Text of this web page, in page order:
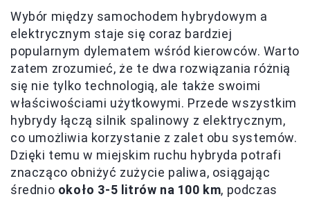
Wybór między samochodem hybrydowym a
elektrycznym staje się coraz bardziej
popularnym dylematem wśród kierowców. Warto
zatem zrozumieć, że te dwa rozwiązania różnią
się nie tylko technologią, ale także swoimi
właściwościami użytkowymi. Przede wszystkim
hybrydy łączą silnik spalinowy z elektrycznym,
co umożliwia korzystanie z zalet obu systemów.
Dzięki temu w miejskim ruchu hybryda potrafi
znacząco obniżyć zużycie paliwa, osiągając
średnio około 3-5 litrów na 100 km, podczas